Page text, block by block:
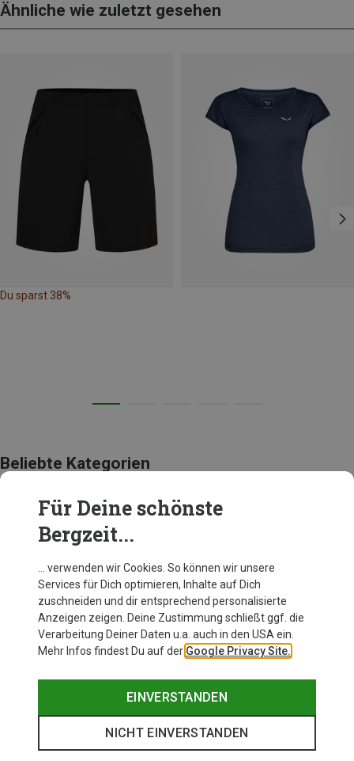
Ähnliche wie zuletzt gesehen
Du sparst 38%
Beliebte Kategorien
BEKLEIDUNG
Für Deine schönste
Bergzeit...
… verwenden wir Cookies. So können wir unsere
Services für Dich optimieren, Inhalte auf Dich
zuschneiden und dir entsprechend personalisierte
Anzeigen zeigen. Deine Zustimmung schließt ggf. die
Verarbeitung Deiner Daten u.a. auch in den USA ein.
Mehr Infos findest Du auf der Google Privacy Site.
EINVERSTANDEN
NICHT EINVERSTANDEN